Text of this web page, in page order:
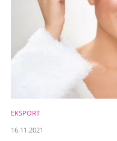
EKSPORT
16.11.2021